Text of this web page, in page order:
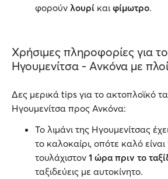
φορούν λουρί και φίμωτρο.
Χρήσιμες πληροφορίες για το
Ηγουμενίτσα - Ανκόνα με
Δες μερικά tips για το ακτοπλοϊκό
Ηγουμενίτσα προς Ανκόνα:
Το λιμάνι της Ηγουμενίτσας
το καλοκαίρι, οπότε καλό είναι
τουλάχιστον 1 ώρα πριν το
ταξιδεύεις με αυτοκίνητο.